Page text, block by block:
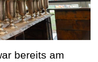
bereits am